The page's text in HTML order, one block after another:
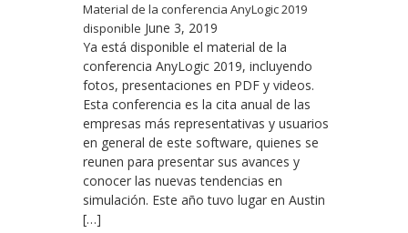
Material de la conferencia AnyLogic 2019
disponible June 3, 2019
Ya está disponible el material de la
conferencia AnyLogic 2019, incluyendo
fotos, presentaciones en PDF y videos.
Esta conferencia es la cita anual de las
empresas más representativas y usuarios
en general de este software, quienes se
reunen para presentar sus avances y
conocer las nuevas tendencias en
simulación. Este año tuvo lugar en Austin
[…]